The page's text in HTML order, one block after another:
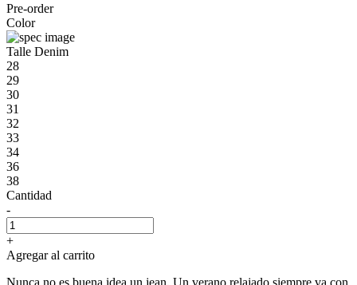
Pre-order
Color
Talle Denim
28
29
30
31
32
33
34
36
38
Cantidad
-
+
Agregar al carrito
Nunca no es buena idea un jean. Un verano relajado siempre va con